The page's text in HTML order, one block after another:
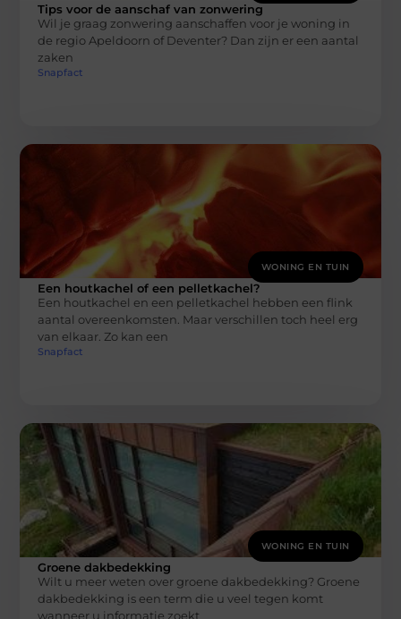
Tips voor de aanschaf van zonwering
Wil je graag zonwering aanschaffen voor je woning in
de regio Apeldoorn of Deventer? Dan zijn er een aantal
zaken
Snapfact
WONING EN TUIN
Een houtkachel of een pelletkachel?
Een houtkachel en een pelletkachel hebben een flink
aantal overeenkomsten. Maar verschillen toch heel erg
van elkaar. Zo kan een
Snapfact
WONING EN TUIN
Groene dakbedekking
Wilt u meer weten over groene dakbedekking? Groene
dakbedekking is een term die u veel tegen komt
wanneer u informatie zoekt